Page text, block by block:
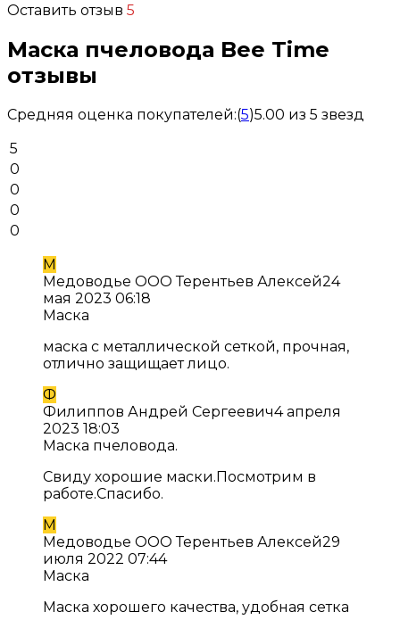
Оставить отзыв 5
Маска пчеловода Bee Time
отзывы
Средняя оценка покупателей:(5)5.00 из 5 звезд
5
0
0
0
0
М
Медоводье ООО Терентьев Алексей24
мая 2023 06:18
Маска
маска с металлической сеткой, прочная,
отлично защищает лицо.
Ф
Филиппов Андрей Сергеевич4 апреля
2023 18:03
Маска пчеловода.
Свиду хорошие маски.Посмотрим в
работе.Спасибо.
М
Медоводье ООО Терентьев Алексей29
июля 2022 07:44
Маска
Маска хорошего качества, удобная сетка